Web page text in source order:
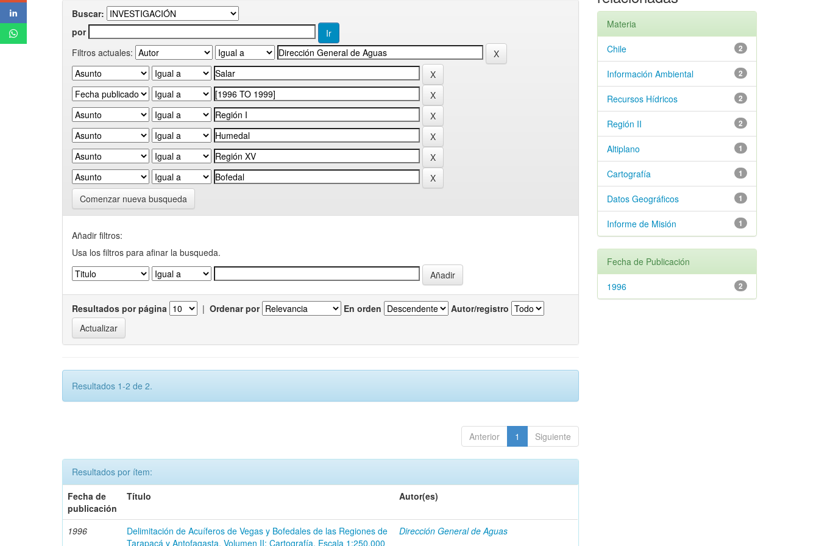
Buscar:
por
Filtros actuales:
Comenzar nueva busqueda
Añadir filtros:
Usa los filtros para afinar la busqueda.
Resultados por página | Ordenar por En orden Autor/registro
Resultados 1-2 de 2.
Anterior 1 Siguiente
Resultados por ítem:
Fecha de
publicación
Título Autor(es)
1996
Delimitación de Acuíferos de Vegas y Bofedales de las Regiones de
Tarapacá y Antofagasta. Volumen II: Cartografía. Escala 1:250.000
Dirección General de Aguas
Materia
2
Chile
2
Información Ambiental
2
Recursos Hídricos
2
Región II
1
Altiplano
1
Cartografía
1
Datos Geográficos
1
Informe de Misión
Fecha de Publicación
2
1996